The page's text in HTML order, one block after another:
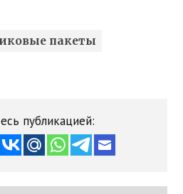
пакеты
публикацией: